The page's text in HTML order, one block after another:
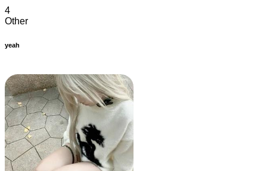
4
Other
yeah